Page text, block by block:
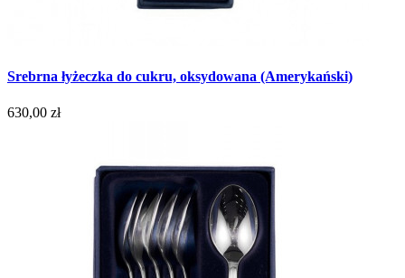
Srebrna łyżeczka do cukru, oksydowana (Amerykański)
630,00 zł